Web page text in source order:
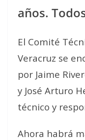
años.
El Comité
Veracruz se
por Jaime
y José Arturo
técnico y
Ahora habrá